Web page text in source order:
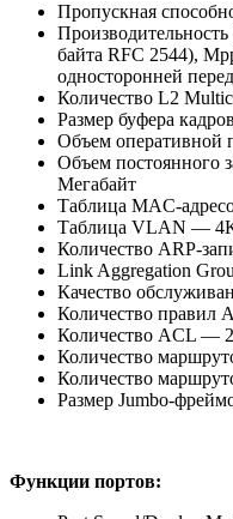
Пропускная
байта RFC 2544),
односторонней
Количество L2
Размер буфера
Объем оперативной
Объем постоянного
Mегабайт
Таблица MAC-
Таблица VLAN —
Количество ARP-
Link Aggregation
Качество
Количество правил
Количество ACL —
Количество
Количество
Размер Jumbo-
Функции портов: